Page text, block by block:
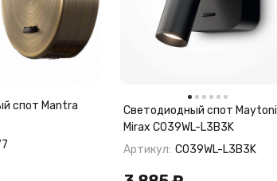
спот Mantra
Светодиодный спот Maytoni
Mirax C039WL-L3B3K
Артикул: C039WL-L3B3K